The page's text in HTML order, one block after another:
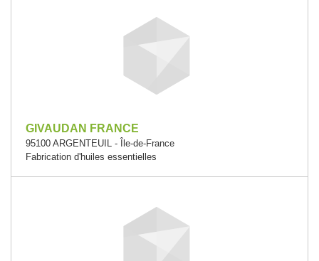
GIVAUDAN FRANCE
95100 ARGENTEUIL - Île-de-France
Fabrication d'huiles essentielles